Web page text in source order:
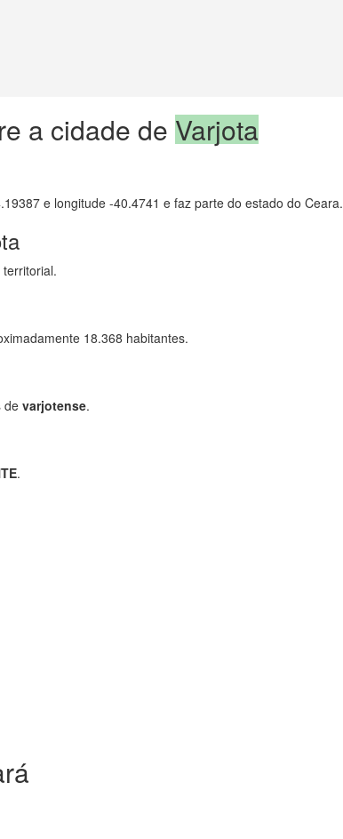
a cidade de Varjota
e longitude -40.4741 e faz parte do estado do Ceara.
18.368 habitantes.
devarjotense.
.